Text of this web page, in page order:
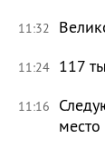
11:32
11:24 117
11:16
место